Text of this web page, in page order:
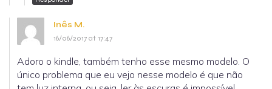
Inês M.
16/06/2017 at 17:47
Adoro o kindle, também tenho esse mesmo modelo. O
único problema que eu vejo nesse modelo é que não